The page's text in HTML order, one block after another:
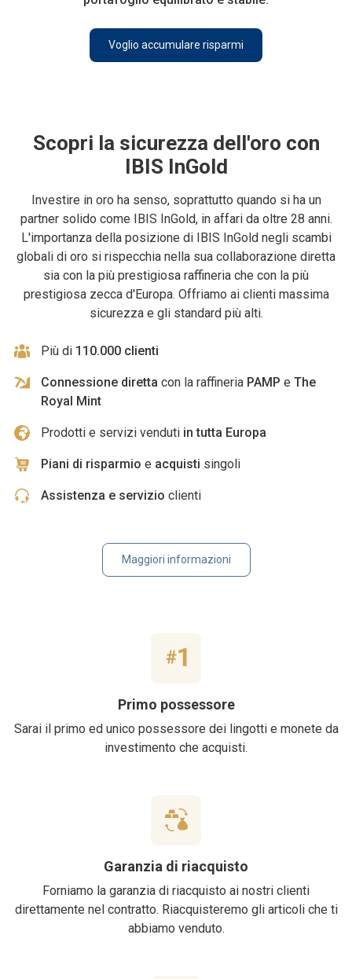
Voglio accumulare risparmi
Scopri la sicurezza dell'oro con
IBIS InGold
Investire in oro ha senso, soprattutto quando si ha un
partner solido come IBIS InGold, in affari da oltre 28 anni.
L'importanza della posizione di IBIS InGold negli scambi
globali di oro si rispecchia nella sua collaborazione diretta
sia con la più prestigiosa raffineria che con la più
prestigiosa zecca d'Europa. Offriamo ai clienti massima
sicurezza e gli standard più alti.
Più di 110.000 clienti
Connessione diretta con la raffineria PAMP e The
Royal Mint
Prodotti e servizi venduti in tutta Europa
Piani di risparmio e acquisti singoli
Assistenza e servizio clienti
Maggiori informazioni
Primo possessore
Sarai il primo ed unico possessore dei lingotti e monete da
investimento che acquisti.
Garanzia di riacquisto
Forniamo la garanzia di riacquisto ai nostri clienti
direttamente nel contratto. Riacquisteremo gli articoli che ti
abbiamo venduto.